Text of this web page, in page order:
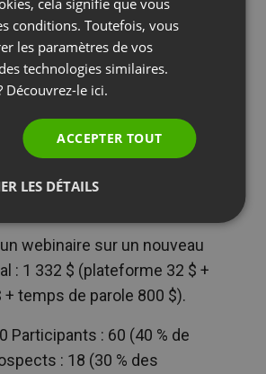
semble simple :ROI =
/ coûts × 100 %
des organisateurs ne
dans les « coûts » et
les « revenus » issus d’un
à long terme.
webinaire unique en
webinaire sur un nouveau
: 1 332 $ (plateforme 32 $ +
temps de parole 800 $).
Participants : 60 (40 % de
: 18 (30 % des
PORTUGUESE
cela signifie que vous
conditions. Toutefois, vous
les paramètres de vos
technologies similaires.
Découvrez-le ici.
ACCEPTER TOUT
LES DÉTAILS